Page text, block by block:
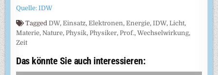
Quelle: IDW
TaggedDW,Einsatz,Elektronen,Energie,IDW,Licht,
Materie,Nature,Physik,Physiker,Prof.,Wechselwirkung,
Zeit
Das könnte Sie auch interessieren: